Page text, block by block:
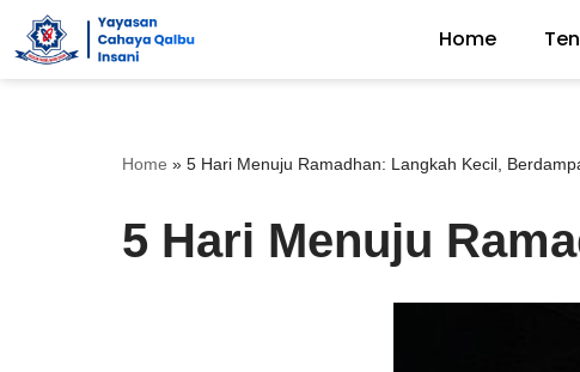
Skip
Home
Home » 5 Hari Menuju Ramadhan: Langkah Kecil,
5 Hari Menuju